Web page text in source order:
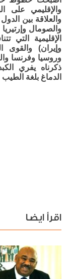
والإقليمي على
والعلاقة بين
والصومال
الإقليمية التي
وإيران) والقوى
وروسيا وفرنسا
ذكرناه يفري
الدماغ بلغة
اقرأ ايضا